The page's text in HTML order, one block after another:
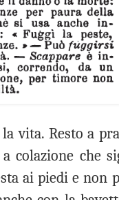
vita. Resto a
colazione che
ai piedi e non